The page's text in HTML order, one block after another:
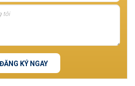
ĐĂNG KÝ NGAY